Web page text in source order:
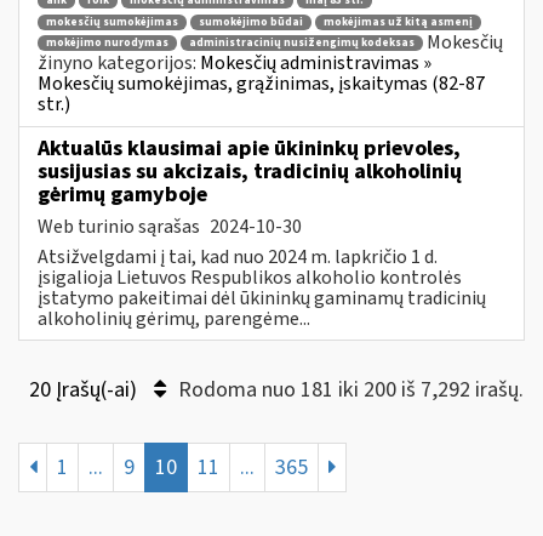
mokesčių sumokėjimas
sumokėjimo būdai
mokėjimas už kitą asmenį
mokėjimo nurodymas
administracinių nusižengimų kodeksas
Mokesčių
žinyno kategorijos: Mokesčių administravimas »
Mokesčių sumokėjimas, grąžinimas, įskaitymas (82-87
str.)
Aktualūs klausimai apie ūkininkų prievoles,
susijusias su akcizais, tradicinių alkoholinių
gėrimų gamyboje
Web turinio sąrašas 2024-10-30
Atsižvelgdami į tai, kad nuo 2024 m. lapkričio 1 d.
įsigalioja Lietuvos Respublikos alkoholio kontrolės
įstatymo pakeitimai dėl ūkininkų gaminamų tradicinių
alkoholinių gėrimų, parengėme...
20 Įrašų(-ai) Rodoma nuo 181 iki 200 iš 7,292 irašų.
1 ... 9 10 11 ... 365